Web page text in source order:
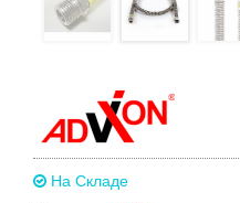
На Складе